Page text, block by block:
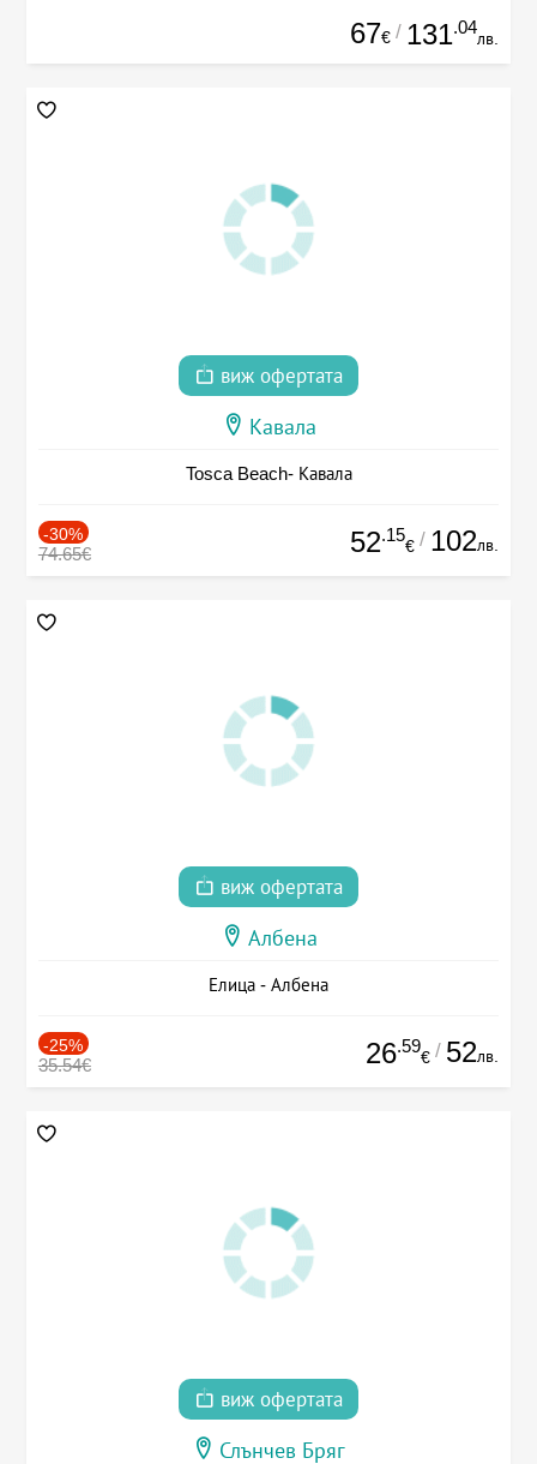
67€ / 131.04
лв.
виж офертата
Кавала
Tosca Beach- Кавала
-30%
74.65€ 52.15
€ / 102лв.
виж офертата
Албена
Елица - Албена
-25%
35.54€ 26.59
€ / 52лв.
виж офертата
Слънчев Бряг